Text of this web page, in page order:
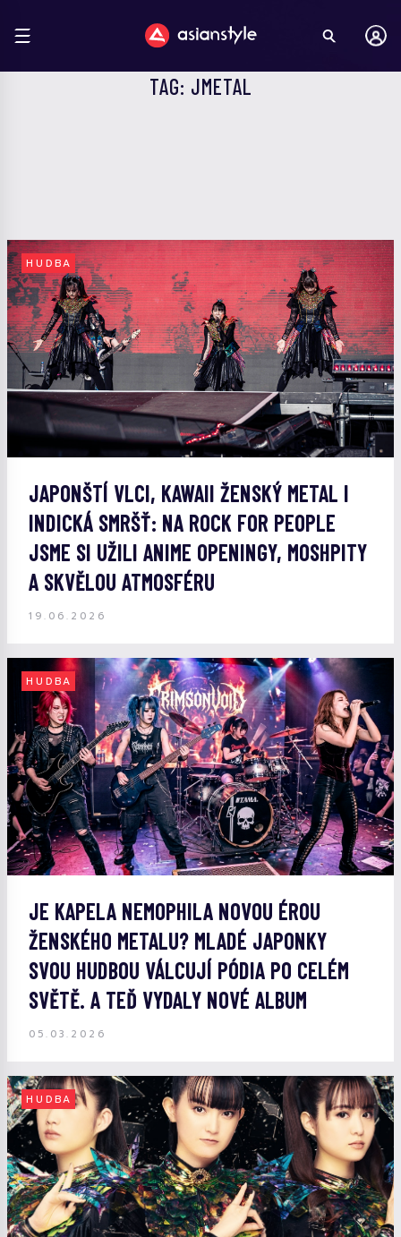
TAG: JMETAL
HUDBA
JAPONŠTÍ VLCI, KAWAII ŽENSKÝ METAL I
INDICKÁ SMRŠŤ: NA ROCK FOR PEOPLE
JSME SI UŽILI ANIME OPENINGY, MOSHPITY
A SKVĚLOU ATMOSFÉRU
19.06.2026
HUDBA
JE KAPELA NEMOPHILA NOVOU ÉROU
ŽENSKÉHO METALU? MLADÉ JAPONKY
SVOU HUDBOU VÁLCUJÍ PÓDIA PO CELÉM
SVĚTĚ. A TEĎ VYDALY NOVÉ ALBUM
05.03.2026
HUDBA